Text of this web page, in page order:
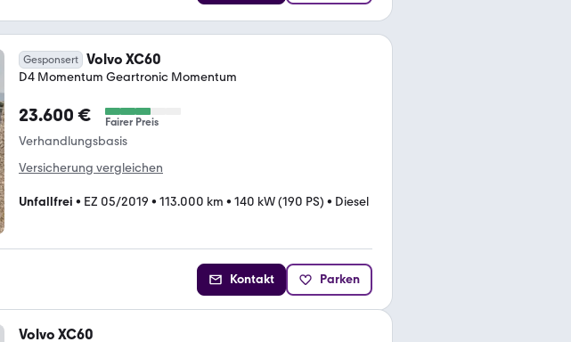
Gesponsert Volvo XC60
D4 Momentum Geartronic Momentum
23.600 € Fairer Preis
Verhandlungsbasis
Versicherung vergleichen
Unfallfrei • EZ 05/2019 • 113.000 km • 140 kW (190 PS) • Diesel
Kontakt Parken
Volvo XC60